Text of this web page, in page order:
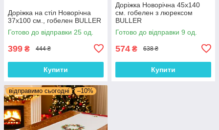
Доріжка на стіл Новорічна
37x100 см., гобелен BULLER
Готово до відправки 25 од.
399 ₴ 444 ₴
Купити
Доріжка Новорічна 45x140
см. гобелен з люрексом
BULLER
Готово до відправки 9 од.
574 ₴ 638 ₴
Купити
відправимо сьогодні –10%